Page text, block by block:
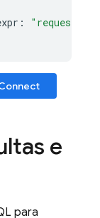
:
e
para